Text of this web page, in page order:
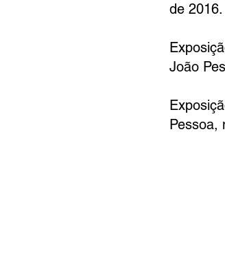
de 2016.
João
Pessoa,